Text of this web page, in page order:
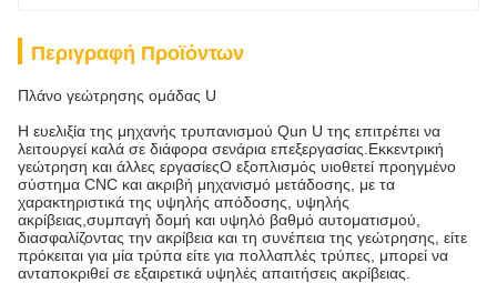
Περιγραφή Προϊόντων
Πλάνο γεώτρησης ομάδας U
Η ευελιξία της μηχανής τρυπανισμού Qun U της επιτρέπει να
λειτουργεί καλά σε διάφορα σενάρια επεξεργασίας.Εκκεντρική
γεώτρηση και άλλες εργασίεςΟ εξοπλισμός υιοθετεί προηγμένο
σύστημα CNC και ακριβή μηχανισμό μετάδοσης, με τα
χαρακτηριστικά της υψηλής απόδοσης, υψηλής
ακρίβειας,συμπαγή δομή και υψηλό βαθμό αυτοματισμού,
διασφαλίζοντας την ακρίβεια και τη συνέπεια της γεώτρησης, είτε
πρόκειται για μία τρύπα είτε για πολλαπλές τρύπες, μπορεί να
ανταποκριθεί σε εξαιρετικά υψηλές απαιτήσεις ακρίβειας.